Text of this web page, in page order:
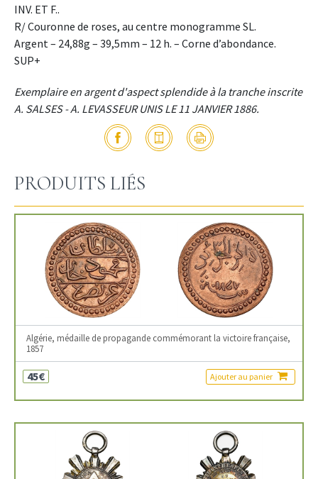
INV. ET F..
R/ Couronne de roses, au centre monogramme SL.
Argent – 24,88g – 39,5mm – 12 h. – Corne d’abondance.
SUP+
Exemplaire en argent d'aspect splendide à la tranche inscrite
A. SALSES - A. LEVASSEUR UNIS LE 11 JANVIER 1886.
PRODUITS LIÉS
Algérie, médaille de propagande commémorant la victoire française,
1857
45€ Ajouter au panier